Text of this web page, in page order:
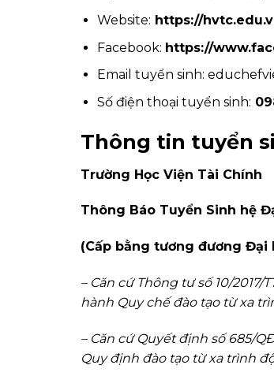
Website: https://
Facebook: https://
Email tuyển sinh:
Số điện thoại tuyển sinh:
Thông tin tuyển
Trường Học Viện Tài Chính
Thông Báo Tuyển Sinh hệ
(Cấp bằng tương đương Đại
– Căn cứ Thông tư số 10/
hành Quy chế đào tạo từ xa
– Căn cứ Quyết định số 685/
Quy định đào tạo từ xa trình